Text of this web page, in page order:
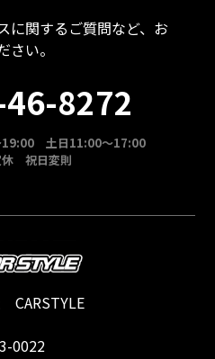
に関するご質問など、お
い。
8272
19:00 土日11:00～17:00
祝日変則
CARSTYLE
0022